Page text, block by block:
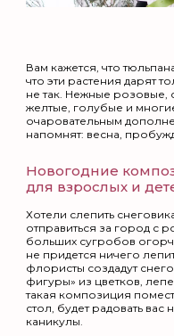
Вам кажется, что
что эти растения дарят
не так. Нежные розовые,
желтые, голубые и
очаровательным
напомнят: весна,
Новогодние
для взрослых и
Хотели слепить
отправиться за город с
больших сугробов
не придется ничего
флористы создадут
фигуры» из цветков,
такая композиция
стол, будет радовать
каникулы.